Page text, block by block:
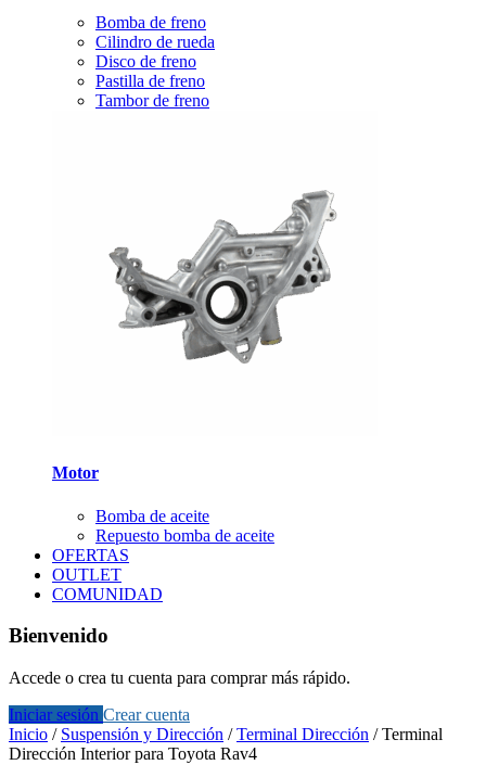
Bomba de freno
Cilindro de rueda
Disco de freno
Pastilla de freno
Tambor de freno
Motor
Bomba de aceite
Repuesto bomba de aceite
OFERTAS
OUTLET
COMUNIDAD
Bienvenido
Accede o crea tu cuenta para comprar más rápido.
Iniciar sesión Crear cuenta
Inicio / Suspensión y Dirección /Terminal Dirección /Terminal
Dirección Interior para Toyota Rav4